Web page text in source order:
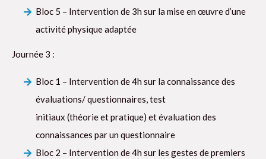
Bloc 5 – Intervention de 3h sur la mise en œuvre d’une
activité physique adaptée
Journée 3 :
Bloc 1 – Intervention de 4h sur la connaissance des
évaluations/ questionnaires, test
initiaux (théorie et pratique) et évaluation des
connaissances par un questionnaire
Bloc 2 – Intervention de 4h sur les gestes de premiers